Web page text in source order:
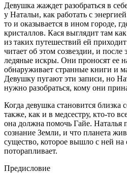
Девушка жаждет разобраться в
у Натальи, как работать с
то и оказывается в ином городе,
кристаллов. Кася выглядит там
из таких путешествий ей
читает об этом созвездии, и после
ледяные искры. Они проносят ее
обнаруживает странные книги и
Девушку пугают эти записи, но
нужно разобраться, кому они
Когда девушка становится близка
также, как и в медсестру, кто-то
она должна помочь Гайе. Наталья
сознание Земли, и что планета
существо, которое вышло с ней на
поторапливает.
Предисловие